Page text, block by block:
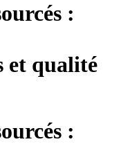
:
et qualité
: